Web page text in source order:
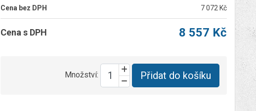
Cena bez DPH 7 072 Kč
Cena s DPH 8 557 Kč
Množství: Přidat do košíku